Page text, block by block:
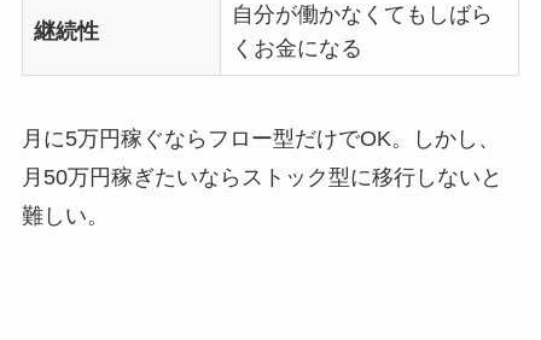
継続性
自分が働かなくてもしばら
くお金になる
月に5万円稼ぐならフロー型だけでOK。しかし、
月50万円稼ぎたいならストック型に移行しないと
難しい。